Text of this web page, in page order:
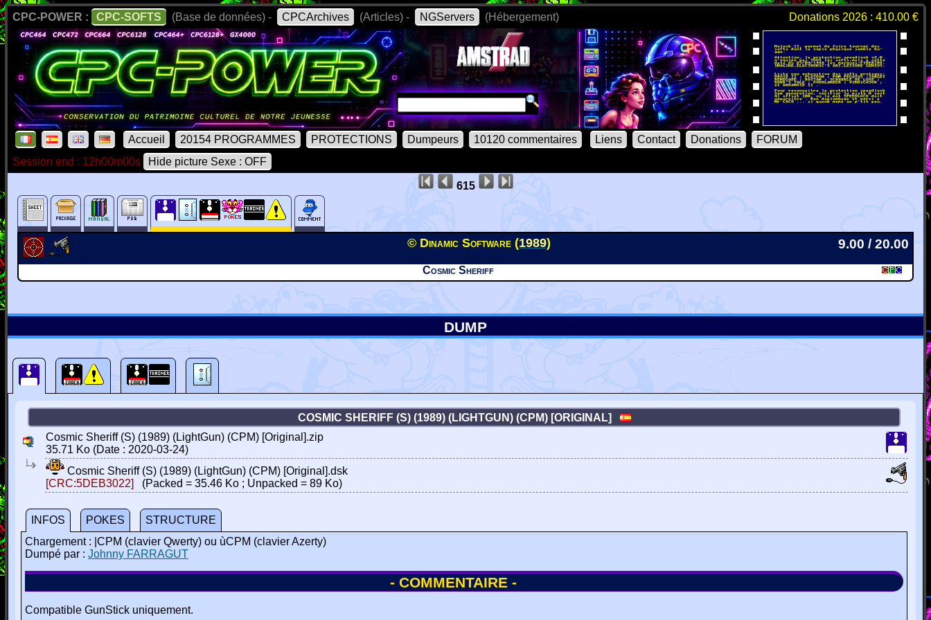
CPC-POWER : CPC-SOFTS (Base de données) - CPCArchives (Articles) - NGServers (Hébergement) Donations 2026 : 410.00 €
Accueil 20154 PROGRAMMES PROTECTIONS Dumpeurs 10120 commentaires Liens Contact Donations
FORUM
Session end : 12h00m00s
Hide picture Sexe : OFF
615
© Dinamic Software (1989) 9.00 / 20.00
Cosmic Sheriff
DUMP
COSMIC SHERIFF (S) (1989) (LIGHTGUN) (CPM) [ORIGINAL]
Cosmic Sheriff (S) (1989) (LightGun) (CPM) [Original].zip
35.71 Ko (Date : 2020-03-24)
Cosmic Sheriff (S) (1989) (LightGun) (CPM) [Original].dsk
[CRC:5DEB3022]
(Packed = 35.46 Ko ; Unpacked = 89 Ko)
INFOS POKES
STRUCTURE
Chargement : |CPM (clavier Qwerty) ou ùCPM (clavier Azerty)
Dumpé par : Johnny FARRAGUT
- COMMENTAIRE -
Compatible GunStick uniquement.